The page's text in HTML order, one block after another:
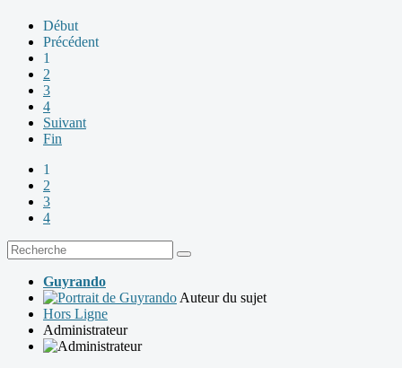
Début
Précédent
1
2
3
4
Suivant
Fin
1
2
3
4
Guyrando
Auteur du sujet
Hors Ligne
Administrateur